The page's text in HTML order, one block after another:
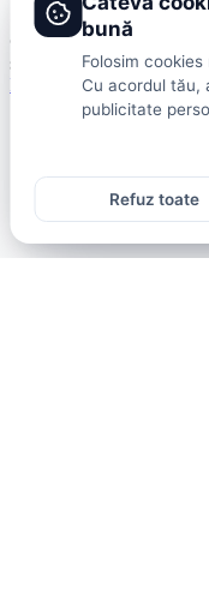
© 2026 DolceSport. Toate
și analize din toate
Fotbal intern Fotbal extern
bună
Folosim
Cu acordul tău,
publicitate
Refuz toate